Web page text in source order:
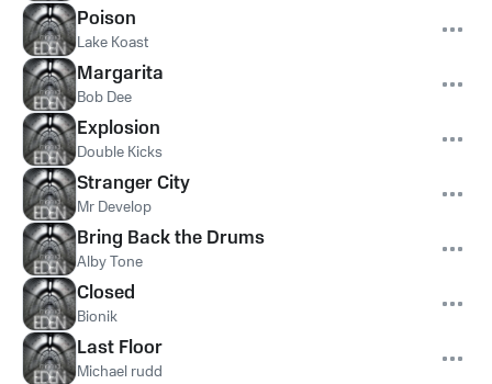
Poison
Lake Koast
Margarita
Bob Dee
Explosion
Double Kicks
Stranger City
Mr Develop
Bring Back the Drums
Alby Tone
Closed
Bionik
Last Floor
Michael rudd